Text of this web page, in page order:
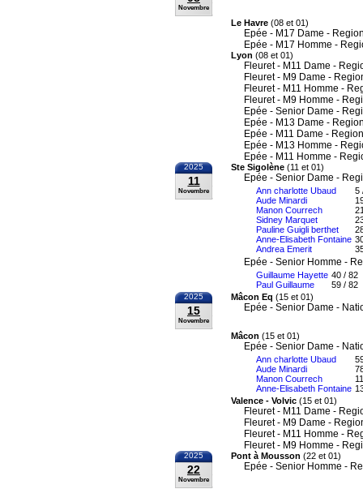
Novembre
Le Havre (08 et 01)
Epée - M17 Dame -
Epée - M17 Homme -
Lyon (08 et 01)
Fleuret - M11 Dame -
Fleuret - M9 Dame -
Fleuret - M11 Homme -
Fleuret - M9 Homme -
Epée - Senior Dame -
Epée - M13 Dame -
Epée - M11 Dame -
Epée - M13 Homme -
Epée - M11 Homme -
2025
11
Novembre
Ste Sigolène (11 et 01)
Epée - Senior Dame -
Ann charlotte Ubaud
Aude Minardi
Manon Courrech
Sidney Marquet
Pauline Guigli berthet
Anne-Elisabeth Fontaine
Andrea Emerit
5
Epée - Senior Homme -
Guillaume Hayette
Paul Guillaume
40 / 82
59 / 82
2025
15
Novembre
Mâcon Eq (15 et 01)
Epée - Senior Dame -
Mâcon (15 et 01)
Epée - Senior Dame -
Ann charlotte Ubaud
Aude Minardi
Manon Courrech
Anne-Elisabeth Fontaine
Valence - Volvic (15 et 01)
Fleuret - M11 Dame -
Fleuret - M9 Dame -
Fleuret - M11 Homme -
Fleuret - M9 Homme -
2025
22
Novembre
Pont à Mousson (22 et 01)
Epée - Senior Homme -